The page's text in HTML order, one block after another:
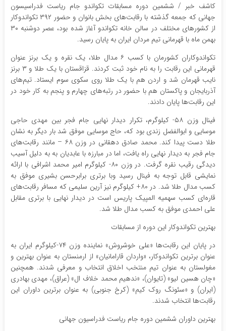
کاشف خبر / ششمین دوره مسابقات تکواندو جام ریاست فدراسیسون
جهانی که جمعه گذشته با رقابت‌های بخش بانوان و حضور ۳۹۲ تکواندوکار
از کشور‌های مختلف در سالن خانه تکواندو آغاز شده بود، عصر دوشنبه ۳۰
بهمن ماه با قهرمانی تیم مردان ایران به پایان رسید.
تکواندوکاران کشورمان با کسب ۶ مدال طلا، یک نقره و یک برنز عنوان
قهرمانی این رقابت را به نام خود ثبت کردند. قزاقستان با یک طلا و ۳ برنز
نایب قهرمان شد و اردن هم با یک طلا روی سکوی سوم ایستاد. تیم‌های
آذربایجان و پاکستان هم با حضور در رتبه‌های چهارم و پنجم به کار خود در
این رقابت‌ها پایان دادند.
فینال وزن ۵۸- کیلوگرم، تکرار دیدار نهایی جام فجر بین مهدی حاجی
موسایی و ابوالفضل زندی بود که، حاج موسایی موفق شد بار دیگر به نشان
طلا دست پیدا کند. محمد صادق دهقانی در وزن ۶۸ – مانند رقابت‌های
جام فجر به دیدار نهایی راه یافت، اما در مبارزه با عابدیان به به دلیل آسیب
دیدگی رقیب نقره گرفت. در وزن ۸۰- کیلوگرم امیر محمد اشرافی با ارائه
نمایشی قابل توجه به فینال رسید وبا برتری برابرحسن بشیری موفق به
کسب مدال طلا شد. در ۸۰+ کیلوگرم نیز آرین سلیمی که مسافر رقابت‌های
قاره‌ای کسب سهمیه المپیک پاریس است در دیدار نهایی با برتری مقابل
علی احمدی موفق به کسب مدال طلا شد.
بهترین تکواندوکار این دوره از مسابقات
در پایان این رقابت‌ها «علی خوشروش» نماینده وزن ۷۴-کیلوگرم ایران به
عنوان برترین تکواندوکار، «واردان قارامانیان» از ارمنستان به عنوان بهترین و
مغولستان به عنوان تیم منتخب اخلاق انتخاب و معرفی شدند. همچنین
«چان هسین لیو» (تایوان)، «ندهیم محمد خلاف ال» (عراق)، مهدی بهادری
(ایران) و «سئونگ روک کیم» (کرخ جنوبی) به عنوان برترین داوران این
رقابت‌ها انتخاب شدند.
بهترین داوران ششمین دوره جام ریاست فدراسیون جهانی